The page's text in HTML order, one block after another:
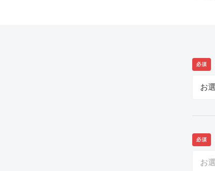
必須
必須